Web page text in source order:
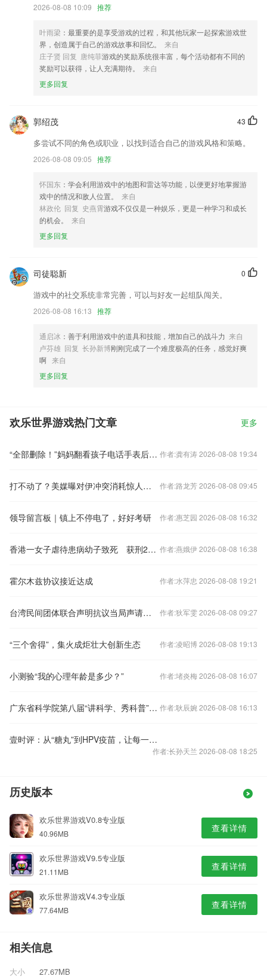
优化统计
新增法律下载和打印的功能
性能升级,优化使用体验.
优化界面显示风格
联系我们
改。
2026-08-08 10:09 推荐
叶雨梁 ：最重要的是享受游戏的过程，和其他玩家一起探索游戏世
界，创造属于自己的游戏故事和回忆。
来自
庄子贤 回复 唐纯菲游戏的奖励系统很丰富，每个活动都有不同的
奖励可以获得，让人充满期待。
来自
更多回复
43
郭绍茂
多尝试不同的角色或职业，以找到适合自己的游戏风格和策略。
2026-08-08 09:05 推荐
怀国东 ：学会利用游戏中的地图和雷达等功能，以便更好地掌握游
戏中的情况和敌人位置。
来自
林政伦 回复 史燕霄游戏不仅仅是一种娱乐，更是一种学习和成长
的机会。
来自
更多回复
0
司徒聪新
游戏中的社交系统非常完善，可以与好友一起组队闯关。
2026-08-08 16:13 推荐
通启冰 ：善于利用游戏中的道具和技能，增加自己的战斗力 来自
卢芬雄 回复 长孙新博刚刚完成了一个难度极高的任务，感觉好爽
啊 来自
更多回复
欢乐世界游戏热门文章 更多
“全部删除！”妈妈翻看孩子电话手表后爆发争吵：通讯录一半是陌生人 作者:龚有涛 2026-08-08 19:34
打不动了？美媒曝对伊冲突消耗惊人：萨德只剩两成，爱国者腰斩 作者:路龙芳 2026-08-08 09:45
领导留言板｜镇上不停电了，好好考研 作者:惠芝园 2026-08-08 16:32
香港一女子虐待患病幼子致死 获刑22年 作者:燕娥伊 2026-08-08 16:38
霍尔木兹协议接近达成 作者:水萍忠 2026-08-08 19:21
台湾民间团体联合声明抗议当局声请解散统派政党 作者:狄军雯 2026-08-08 09:27
“三个舍得”，集火成炬壮大创新生态 作者:凌昭博 2026-08-08 19:13
小测验“我的心理年龄是多少？” 作者:堵炎梅 2026-08-08 16:07
广东省科学院第八届“讲科学、秀科普”大赛举办 作者:耿辰婉 2026-08-08 16:13
壹时评：从“糖丸”到HPV疫苗，让每一次免疫扩容精准落地
作者:长孙天兰 2026-08-08 18:25
历史版本
欢乐世界游戏V0.8专业版
40.96MB 查看详情
欢乐世界游戏V9.5专业版
21.11MB 查看详情
欢乐世界游戏V4.3专业版
77.64MB 查看详情
相关信息
大小
27.67MB